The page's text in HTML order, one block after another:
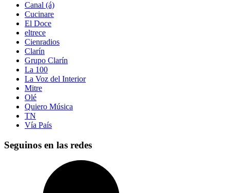
Canal (á)
Cucinare
El Doce
eltrece
Cienradios
Clarín
Grupo Clarín
La 100
La Voz del Interior
Mitre
Olé
Quiero Música
TN
Vía País
Seguinos en las redes